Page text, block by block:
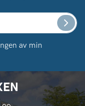
av min